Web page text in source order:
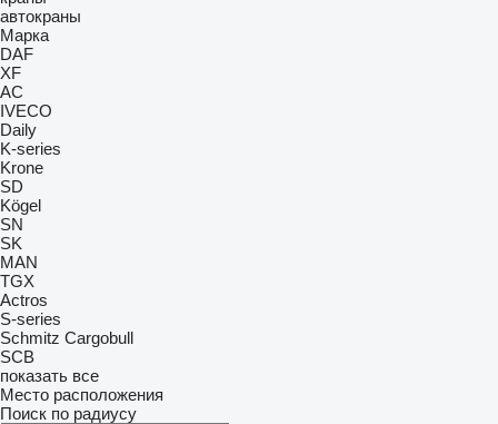
автокраны
Марка
DAF
XF
AC
IVECO
Daily
K-series
Krone
SD
Kögel
SN
SK
MAN
TGX
Actros
S-series
Schmitz Cargobull
SCB
показать все
Место расположения
Поиск по радиусу